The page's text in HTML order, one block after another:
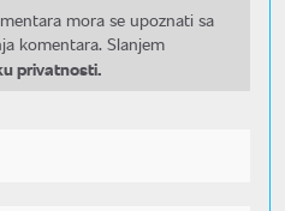
mora se upoznati sa
komentara. Slanjem
privatnosti.